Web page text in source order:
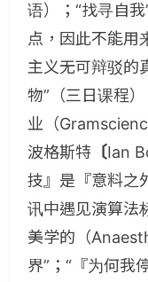
语）；“找寻自
点，因此不能用
主义无可辩驳的
物”（三日课程
业（
波格斯特 〔Ian
技』是『意料之
讯中遇见演算法
美学的（
界”；“『为何我